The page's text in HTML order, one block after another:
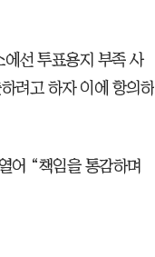
선 투표용지 부족 사
려고 하자 이에 항의하
어 “책임을 통감하며